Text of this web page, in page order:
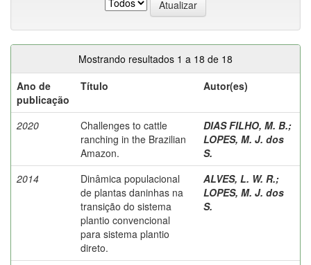
Mostrando resultados 1 a 18 de 18
Ano de
publicação
Título Autor(es)
2020
Challenges to cattle
ranching in the Brazilian
Amazon.
DIAS FILHO, M. B.;
LOPES, M. J. dos
S.
2014
Dinâmica populacional
de plantas daninhas na
transição do sistema
plantio convencional
para sistema plantio
direto.
ALVES, L. W. R.;
LOPES, M. J. dos
S.